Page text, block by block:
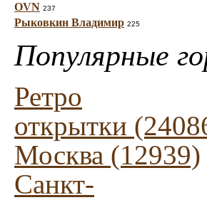
OVN 237
Рыковкин Владимир 225
Популярные
Ретро
открытки
Москва (12939)
Санкт-